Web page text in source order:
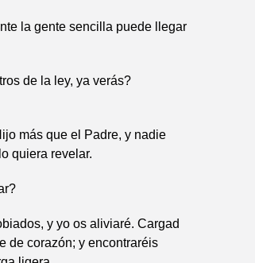
la gente sencilla puede llegar
de la ley, ya verás?
más que el Padre, y nadie
quiera revelar.
y yo os aliviaré. Cargad
de corazón; y encontraréis